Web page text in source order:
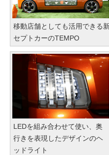
移動店舗としても活用できる
セプトカーのTEMPO
LEDを組み合わせて使い、奥
行きを表現したデザインのヘ
ッドライト